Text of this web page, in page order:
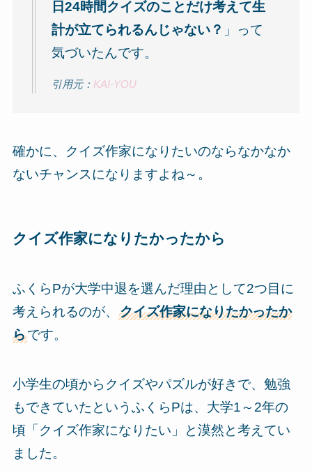
日24時間クイズのことだけ考えて生
計が立てられるんじゃない？ 」って
気づいたんです。
引用元： KAI-YOU
確かに、クイズ作家になりたいのならなかなか
ないチャンスになりますよね～。
クイズ作家になりたかったから
ふくらPが大学中退を選んだ理由として2つ目に
考えられるのが、 クイズ作家になりたかったか
らです。
小学生の頃からクイズやパズルが好きで、勉強
もできていたというふくらPは、大学1～2年の
頃「クイズ作家になりたい」と漠然と考えてい
ました。